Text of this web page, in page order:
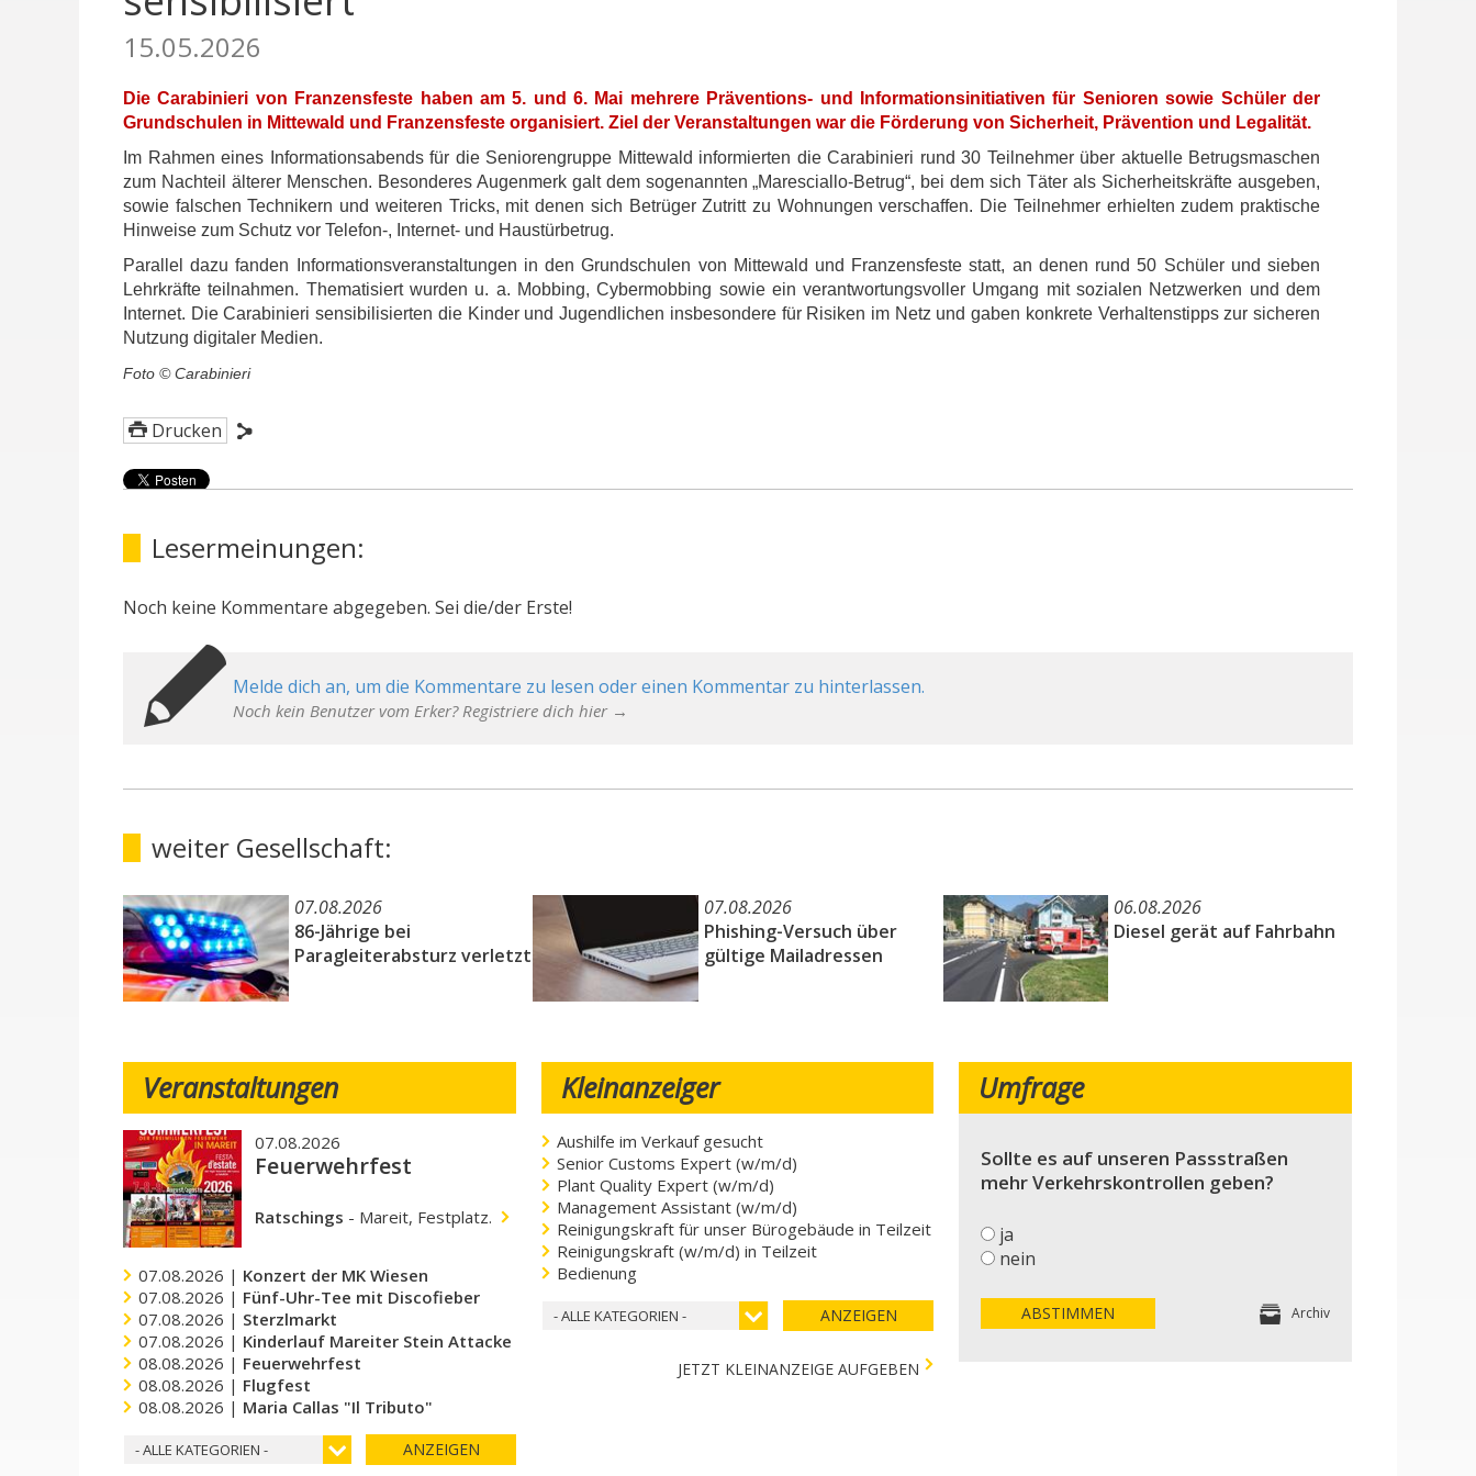
15.05.2026
Die Carabinieri von Franzensfeste haben am 5. und 6. Mai mehrere Präventions- und Informationsinitiativen für Senioren sowie Schüler der
Grundschulen in Mittewald und Franzensfeste organisiert. Ziel der Veranstaltungen war die Förderung von Sicherheit, Prävention und Legalität.
Im Rahmen eines Informationsabends für die Seniorengruppe Mittewald informierten die Carabinieri rund 30 Teilnehmer über aktuelle Betrugsmaschen
zum Nachteil älterer Menschen. Besonderes Augenmerk galt dem sogenannten „Maresciallo-Betrug“, bei dem sich Täter als Sicherheitskräfte ausgeben,
sowie falschen Technikern und weiteren Tricks, mit denen sich Betrüger Zutritt zu Wohnungen verschaffen. Die Teilnehmer erhielten zudem praktische
Hinweise zum Schutz vor Telefon-, Internet- und Haustürbetrug.
Parallel dazu fanden Informationsveranstaltungen in den Grundschulen von Mittewald und Franzensfeste statt, an denen rund 50 Schüler und sieben
Lehrkräfte teilnahmen. Thematisiert wurden u. a. Mobbing, Cybermobbing sowie ein verantwortungsvoller Umgang mit sozialen Netzwerken und dem
Internet. Die Carabinieri sensibilisierten die Kinder und Jugendlichen insbesondere für Risiken im Netz und gaben konkrete Verhaltenstipps zur sicheren
Nutzung digitaler Medien.
Foto © Carabinieri
Drucken
Lesermeinungen:
Noch keine Kommentare abgegeben. Sei die/der Erste!
Melde dich an, um die Kommentare zu lesen oder einen Kommentar zu hinterlassen.
Noch kein Benutzer vom Erker? Registriere dich hier →
weiter Gesellschaft:
07.08.2026
86-Jährige bei
Paragleiterabsturz verletzt
07.08.2026
Phishing-Versuch über
gültige Mailadressen
06.08.2026
Diesel gerät auf Fahrbahn
Veranstaltungen
07.08.2026
Feuerwehrfest
Ratschings - Mareit, Festplatz.
07.08.2026 | Konzert der MK Wiesen
07.08.2026 | Fünf-Uhr-Tee mit Discofieber
07.08.2026 | Sterzlmarkt
07.08.2026 | Kinderlauf Mareiter Stein Attacke
08.08.2026 | Feuerwehrfest
08.08.2026 | Flugfest
08.08.2026 | Maria Callas "Il Tributo"
- ALLE KATEGORIEN - ANZEIGEN
Kleinanzeiger
Aushilfe im Verkauf gesucht
Senior Customs Expert (w/m/d)
Plant Quality Expert (w/m/d)
Management Assistant (w/m/d)
Reinigungskraft für unser Bürogebäude in Teilzeit
Reinigungskraft (w/m/d) in Teilzeit
Bedienung
- ALLE KATEGORIEN - ANZEIGEN
JETZT KLEINANZEIGE AUFGEBEN
Umfrage
Sollte es auf unseren Passstraßen
mehr Verkehrskontrollen geben?
ja
nein
ABSTIMMEN Archiv